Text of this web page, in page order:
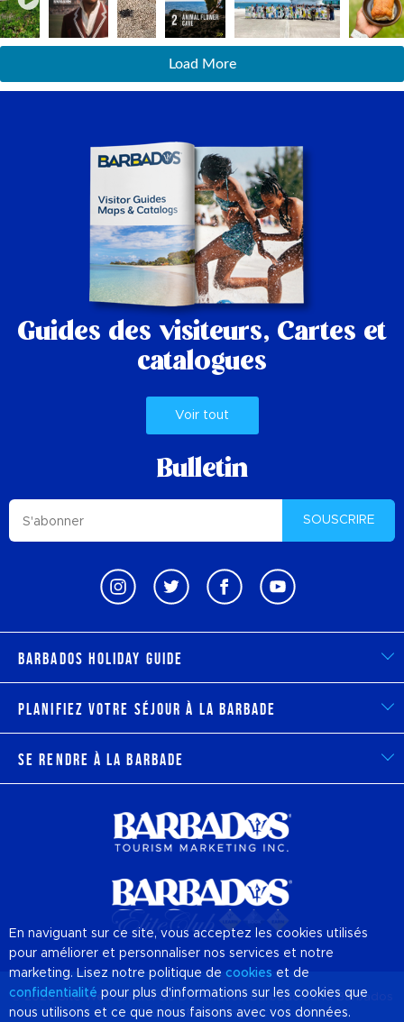
Load More
Guides des visiteurs, Cartes et
catalogues
Voir tout
Bulletin
SOUSCRIRE
Barbados Holiday Guide
Planifiez votre séjour à la Barbade
Se rendre à la Barbade
© 2026 Site Web officiel de Destination Barbadosand Barbados
Tourism Marketing, Inc
En naviguant sur ce site, vous acceptez les cookies utilisés
pour améliorer et personnaliser nos services et notre
marketing. Lisez notre politique de cookies et de
confidentialité pour plus d'informations sur les cookies que
nous utilisons et ce que nous faisons avec vos données.